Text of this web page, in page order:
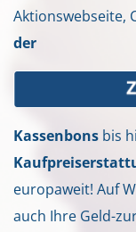
Aktionswebseite,
der
Kassenbons bis
europaweit! Auf
auch Ihre Geld-